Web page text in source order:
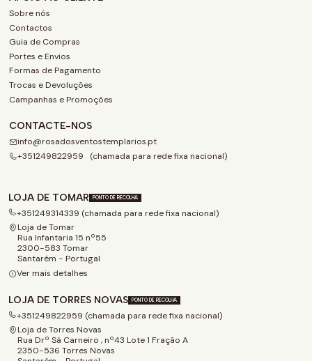
Sobre nós
Contactos
Guia de Compras
Portes e Envios
Formas de Pagamento
Trocas e Devoluções
Campanhas e Promoções
CONTACTE-NOS
info@rosadosventostemplarios.pt
+351249822959 (chamada para rede fixa nacional)
LOJA DE TOMAR PONTO DE RECOLHA
+351249314339 (chamada para rede fixa nacional)
Loja de Tomar
Rua Infantaria 15 nº55
2300-583 Tomar
Santarém - Portugal
Ver mais detalhes
LOJA DE TORRES NOVAS PONTO DE RECOLHA
+351249822959 (chamada para rede fixa nacional)
Loja de Torres Novas
Rua Drº Sá Carneiro , nº43 Lote 1 Fração A
2350-536 Torres Novas